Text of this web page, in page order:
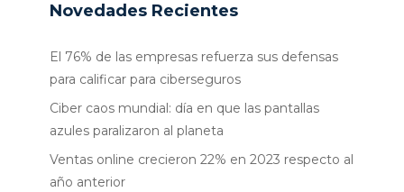
Novedades Recientes
El 76% de las empresas refuerza sus defensas
para calificar para ciberseguros
Ciber caos mundial: día en que las pantallas
azules paralizaron al planeta
Ventas online crecieron 22% en 2023 respecto al
año anterior